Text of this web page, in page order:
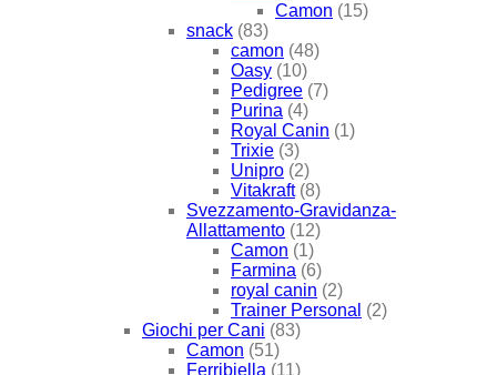
Camon (15)
snack (83)
camon (48)
Oasy (10)
Pedigree (7)
Purina (4)
Royal Canin (1)
Trixie (3)
Unipro (2)
Vitakraft (8)
Svezzamento-Gravidanza-
Allattamento (12)
Camon (1)
Farmina (6)
royal canin (2)
Trainer Personal (2)
Giochi per Cani (83)
Camon (51)
Ferribiella (11)